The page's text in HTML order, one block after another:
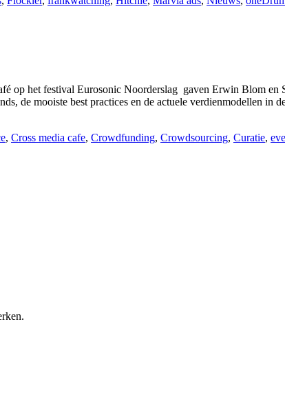
op het festival Eurosonic Noorderslag gaven Erwin Blom en
de mooiste best practices en de actuele verdienmodellen in
, Cross media cafe, Crowdfunding, Crowdsourcing, Curatie,